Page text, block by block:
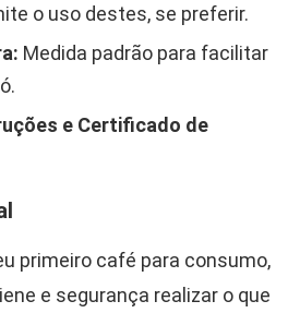
o uso destes, se preferir.
Medida padrão para facilitar
e Certificado de
primeiro café para consumo,
e segurança realizar o que